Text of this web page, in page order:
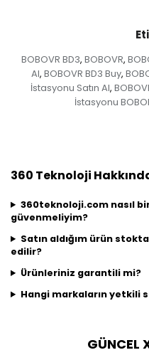
BOBOVR BD3, BOBOVR,
Al, BOBOVR BD3 Buy,
İstasyonu Satın Al,
İstasyonu
360 Teknoloji
360teknoloji.com nasıl
güvenmeliyim?
Satın aldığım ürün
edilir?
Ürünleriniz garantili mi?
Hangi markaların yetkili
GÜNCEL